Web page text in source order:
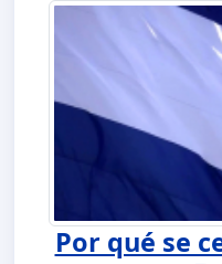
Por qué se